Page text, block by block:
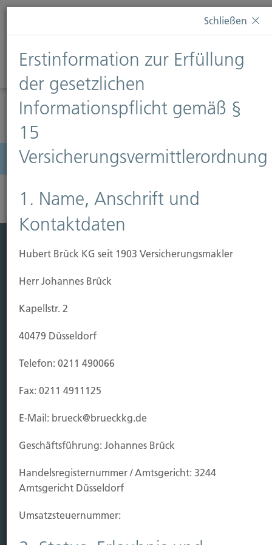
Diese Webseite verwendet Cookies. Wenn Sie weiterhin
Informationen finden Sie auf unserer SeiteDatenschutz
Diese Nachricht nicht erneut anzeigen
Menü
Leben
Sichern
Kauf Grundstück
Baufertigstellung/Hauskauf
Einzug/Vermietung
Hubert Brück KG| Inhaber: Dipl. Ökonom Johannes
Brück | Kapellstraße 2 | 40479 Düsseldorf
Telefon: 0211-490066 |
Schließen
Erstinformation zur Erfüllung
der gesetzlichen
Informationspflicht gemäß §
15
Versicherungsvermittlerordnung
1. Name, Anschrift und
Kontaktdaten
Hubert Brück KG seit 1903 Versicherungsmakler
Herr Johannes Brück
Kapellstr. 2
40479 Düsseldorf
Telefon: 0211 490066
Fax: 0211 4911125
E-Mail: brueck@brueckkg.de
Geschäftsführung: Johannes Brück
Handels­registernummer / Amtsgericht: 3244
Amtsgericht Düsseldorf
Umsatzsteuer­nummer: